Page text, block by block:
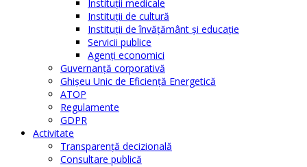
Instituţii medicale
Instituţii de cultură
Instituţii de învăţământ şi educaţie
Servicii publice
Agenţi economici
Guvernanță corporativă
Ghişeu Unic de Eficienţă Energetică
ATOP
Regulamente
GDPR
Activitate
Transparenţă decizională
Consultare publică